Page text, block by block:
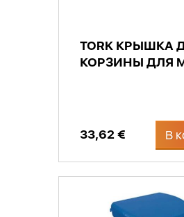
TORK КРЫШКА
КОРЗИНЫ ДЛЯ
33,62 € В